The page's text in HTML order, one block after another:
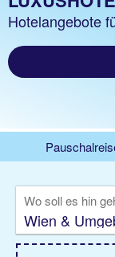
Hotelangebote
Rundreise
Gruppenreise
Wo soll es hin